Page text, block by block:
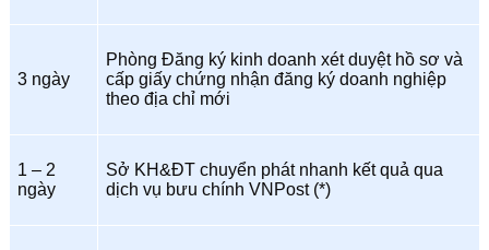
3 ngày
Phòng Đăng ký kinh doanh xét duyệt hồ sơ và
cấp giấy chứng nhận đăng ký doanh nghiệp
theo địa chỉ mới
1 – 2
ngày
Sở KH&ĐT chuyển phát nhanh kết quả qua
dịch vụ bưu chính VNPost (*)